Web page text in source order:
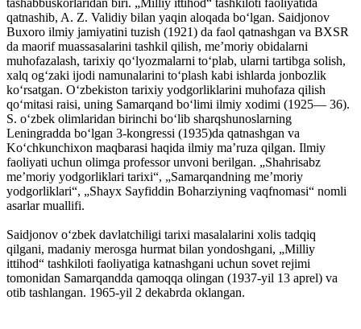
qatnashib, A. Z. Validiy bilan yaqin aloqada boʻlgan. Saidjonov
Buxoro ilmiy jamiyatini tuzish (1921) da faol qatnashgan va BXSR
da maorif muassasalarini tashkil qilish, meʼmoriy obidalarni
muhofazalash, tarixiy qoʻlyozmalarni toʻplab, ularni tartibga solish,
xalq ogʻzaki ijodi namunalarini toʻplash kabi ishlarda jonbozlik
koʻrsatgan. Oʻzbekiston tarixiy yodgorliklarini muhofaza qilish
qoʻmitasi raisi, uning Samarqand boʻlimi ilmiy xodimi (1925— 36).
S. oʻzbek olimlaridan birinchi boʻlib sharqshunoslarning
Leningradda boʻlgan 3-kongressi (1935)da qatnashgan va
Koʻchkunchixon maqbarasi haqida ilmiy maʼruza qilgan. Ilmiy
faoliyati uchun olimga professor unvoni berilgan. „Shahrisabz
meʼmoriy yodgorliklari tarixi“, „Samarqandning meʼmoriy
yodgorliklari“, „Shayx Sayfiddin Boharziyning vaqfnomasi“ nomli
asarlar muallifi.
Saidjonov oʻzbek davlatchiligi tarixi masalalarini xolis tadqiq
qilgani, madaniy merosga hurmat bilan yondoshgani, „Milliy
ittihod“ tashkiloti faoliyatiga katnashgani uchun sovet rejimi
tomonidan Samarqandda qamoqqa olingan (1937-yil 13 aprel) va
otib tashlangan. 1965-yil 2 dekabrda oklangan.